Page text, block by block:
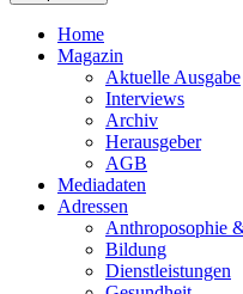
Home
Magazin
Aktuelle Ausgabe
Interviews
Archiv
Herausgeber
AGB
Mediadaten
Adressen
Anthroposophie
Bildung
Dienstleistungen